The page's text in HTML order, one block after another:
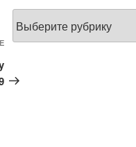
Следующая
запись
Рубрики